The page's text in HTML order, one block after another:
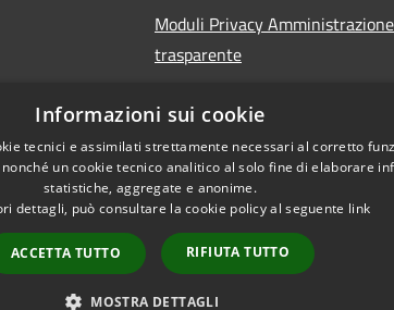
Moduli Privacy Amministrazione
trasparente
Copyright © 2026 •
Informazioni sui cookie
tecnici e assimilati strettamente necessari al corretto
un cookie tecnico analitico al solo fine di elaborare
statistiche, aggregate e anonime.
dettagli, può consultare la cookie policy al seguente link
ACCETTA TUTTO RIFIUTA TUTTO
MOSTRA DETTAGLI